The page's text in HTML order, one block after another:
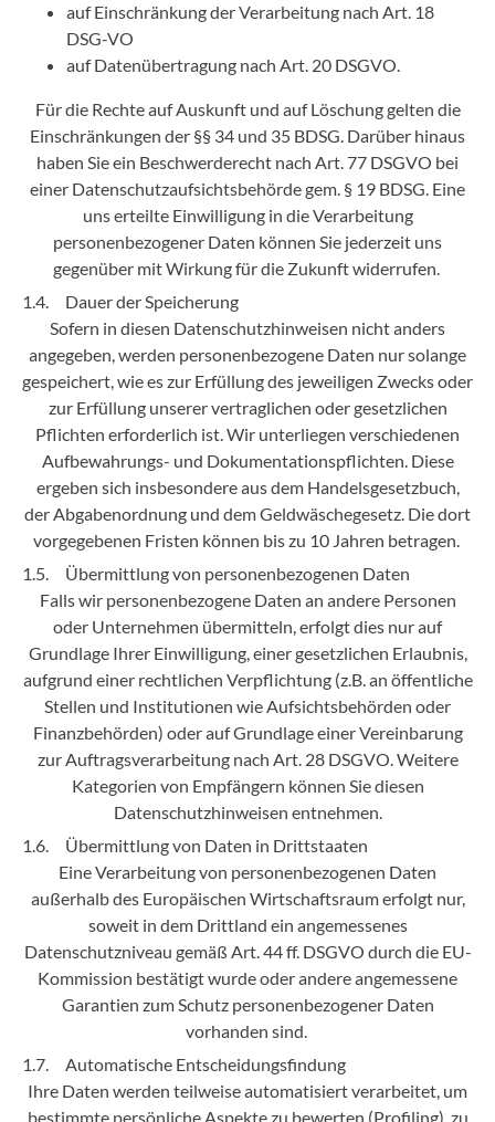
auf Einschränkung der Verarbeitung nach Art. 18
DSG-VO
auf Datenübertragung nach Art. 20 DSGVO.
Für die Rechte auf Auskunft und auf Löschung gelten die
Einschränkungen der §§ 34 und 35 BDSG. Darüber hinaus
haben Sie ein Beschwerderecht nach Art. 77 DSGVO bei
einer Datenschutzaufsichtsbehörde gem. § 19 BDSG. Eine
uns erteilte Einwilligung in die Verarbeitung
personenbezogener Daten können Sie jederzeit uns
gegenüber mit Wirkung für die Zukunft widerrufen.
1.4. Dauer der Speicherung
Sofern in diesen Datenschutzhinweisen nicht anders
angegeben, werden personenbezogene Daten nur solange
gespeichert, wie es zur Erfüllung des jeweiligen Zwecks oder
zur Erfüllung unserer vertraglichen oder gesetzlichen
Pflichten erforderlich ist. Wir unterliegen verschiedenen
Aufbewahrungs- und Dokumentationspflichten. Diese
ergeben sich insbesondere aus dem Handelsgesetzbuch,
der Abgabenordnung und dem Geldwäschegesetz. Die dort
vorgegebenen Fristen können bis zu 10 Jahren betragen.
1.5. Übermittlung von personenbezogenen Daten
Falls wir personenbezogene Daten an andere Personen
oder Unternehmen übermitteln, erfolgt dies nur auf
Grundlage Ihrer Einwilligung, einer gesetzlichen Erlaubnis,
aufgrund einer rechtlichen Verpflichtung (z.B. an öffentliche
Stellen und Institutionen wie Aufsichtsbehörden oder
Finanzbehörden) oder auf Grundlage einer Vereinbarung
zur Auftragsverarbeitung nach Art. 28 DSGVO. Weitere
Kategorien von Empfängern können Sie diesen
Datenschutzhinweisen entnehmen.
1.6. Übermittlung von Daten in Drittstaaten
Eine Verarbeitung von personenbezogenen Daten
außerhalb des Europäischen Wirtschaftsraum erfolgt nur,
soweit in dem Drittland ein angemessenes
Datenschutzniveau gemäß Art. 44 ff. DSGVO durch die EU-
Kommission bestätigt wurde oder andere angemessene
Garantien zum Schutz personenbezogener Daten
vorhanden sind.
1.7. Automatische Entscheidungsfindung
Ihre Daten werden teilweise automatisiert verarbeitet, um
bestimmte persönliche Aspekte zu bewerten (Profiling), zu